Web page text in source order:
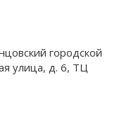
городской
улица, д. 6, ТЦ